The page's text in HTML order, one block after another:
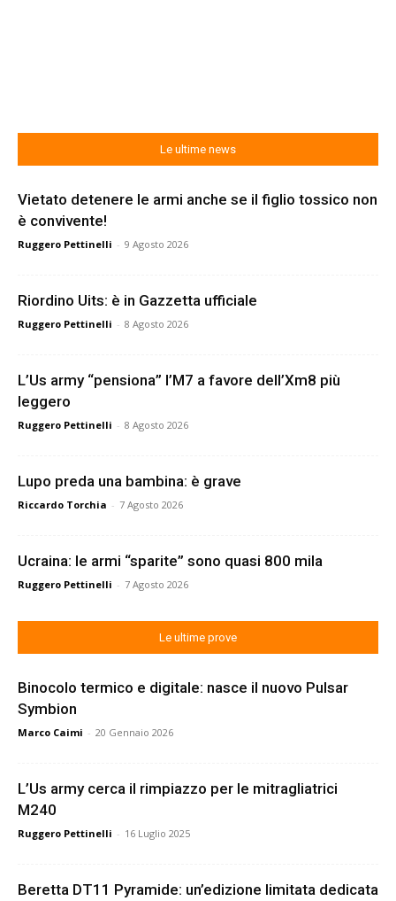
Le ultime news
Vietato detenere le armi anche se il figlio tossico non
è convivente!
Ruggero Pettinelli - 9 Agosto 2026
Riordino Uits: è in Gazzetta ufficiale
Ruggero Pettinelli - 8 Agosto 2026
L’Us army “pensiona” l’M7 a favore dell’Xm8 più
leggero
Ruggero Pettinelli - 8 Agosto 2026
Lupo preda una bambina: è grave
Riccardo Torchia - 7 Agosto 2026
Ucraina: le armi “sparite” sono quasi 800 mila
Ruggero Pettinelli - 7 Agosto 2026
Le ultime prove
Binocolo termico e digitale: nasce il nuovo Pulsar
Symbion
Marco Caimi - 20 Gennaio 2026
L’Us army cerca il rimpiazzo per le mitragliatrici
M240
Ruggero Pettinelli - 16 Luglio 2025
Beretta DT11 Pyramide: un’edizione limitata dedicata